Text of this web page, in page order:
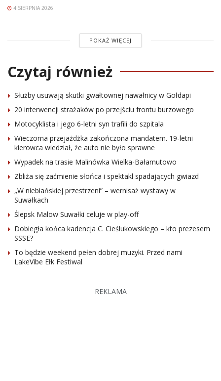
4 SIERPNIA 2026
POKAŻ WIĘCEJ
Czytaj również
Służby usuwają skutki gwałtownej nawałnicy w Gołdapi
20 interwencji strażaków po przejściu frontu burzowego
Motocyklista i jego 6-letni syn trafili do szpitala
Wieczorna przejażdżka zakończona mandatem. 19-letni
kierowca wiedział, że auto nie było sprawne
Wypadek na trasie Malinówka Wielka-Bałamutowo
Zbliża się zaćmienie słońca i spektakl spadających gwiazd
„W niebiańskiej przestrzeni” – wernisaż wystawy w
Suwałkach
Ślepsk Malow Suwałki celuje w play-off
Dobiegła końca kadencja C. Cieślukowskiego – kto prezesem
SSSE?
To będzie weekend pełen dobrej muzyki. Przed nami
LakeVibe Ełk Festiwal
REKLAMA